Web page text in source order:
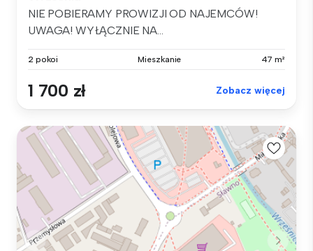
NIE POBIERAMY PROWIZJI OD NAJEMCÓW!
UWAGA! WYŁĄCZNIE NA...
2 pokoi Mieszkanie 47 m²
1 700 zł Zobacz więcej